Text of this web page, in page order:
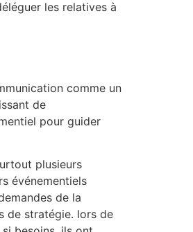
les relatives à
comme un
de
pour guider
plusieurs
événementiels
de la
de stratégie. lors de